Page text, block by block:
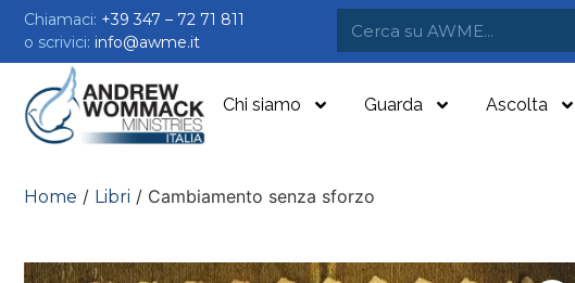
Chiamaci: +39 347 – 72 71 811
o scrivici: info@awme.it
Chi siamo Guarda Ascolta
Home / Libri / Cambiamento senza sforzo